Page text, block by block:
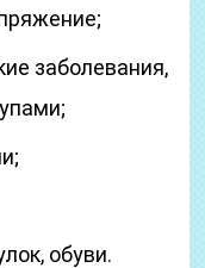
заболевания,
обуви.